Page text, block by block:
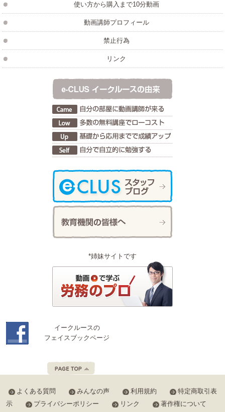
使い方から購入まで10分動画
動画講師プロフィール
禁止行為
リンク
*姉妹サイトです
イークルースの
フェイスブックページ
よくある質問 みんなの声 利用規約
特定商取引表
示
プライバシーポリシー リンク 著作権について